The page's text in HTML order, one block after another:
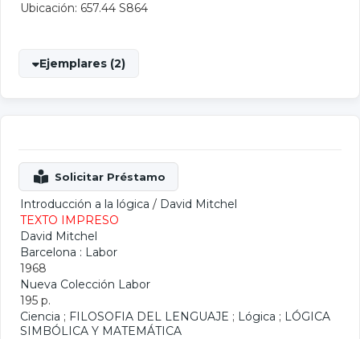
Ubicación: 657.44 S864
Ejemplares (2)
Introducción a la lógica / David Mitchel
TEXTO IMPRESO
David Mitchel
Barcelona : Labor
1968
Nueva Colección Labor
195 p.
Ciencia ; FILOSOFIA DEL LENGUAJE ; Lógica ; LÓGICA
SIMBÓLICA Y MATEMÁTICA